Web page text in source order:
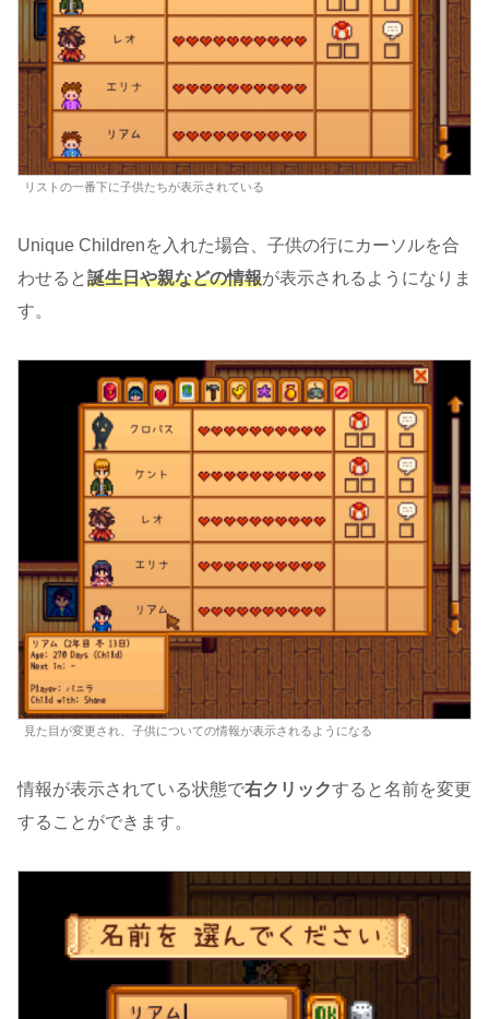
リストの一番下に子供たちが表示されている
Unique Childrenを入れた場合、子供の行にカーソルを合
わせると誕生日や親などの情報が表示されるようになりま
す。
見た目が変更され、子供についての情報が表示されるようになる
情報が表示されている状態で右クリックすると名前を変更
することができます。